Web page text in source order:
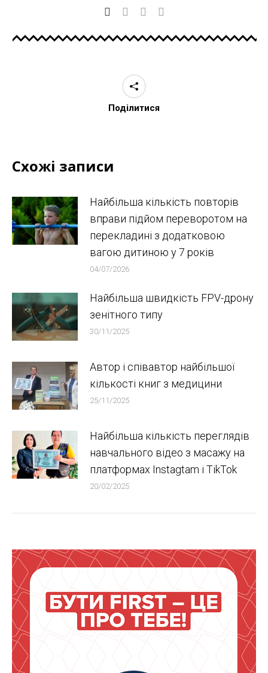
Поділитися
Схожі записи
Найбільша кількість повторів
вправи підйом переворотом на
перекладині з додатковою
вагою дитиною у 7 років
04/07/2026
Найбільша швидкість FPV-дрону
зенітного типу
30/11/2025
Автор і співавтор найбільшої
кількості книг з медицини
25/11/2025
Найбільша кількість переглядів
навчального відео з масажу на
платформах Instagtam i TikTok
20/02/2025